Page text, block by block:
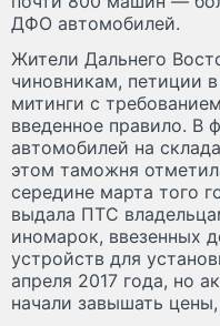
ДФО автомобилей.
Жители Дальнего
чиновникам, петиции
митинги с
введенное правило. В
автомобилей на
этом таможня
середине марта того
выдала ПТС
иномарок, ввезенных
устройств для
апреля 2017 года, но
начали завышать